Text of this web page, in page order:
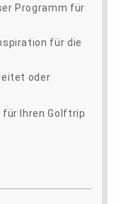
Programm für
für die
oder
für Ihren Golftrip